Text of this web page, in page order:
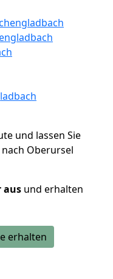
und lassen Sie
Oberursel
aus und erhalten
erhalten